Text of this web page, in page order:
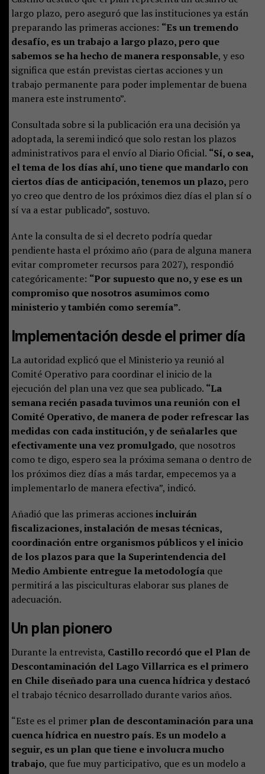
largo plazo, pero aseguró que las instituciones ya están
preparando las primeras acciones: “Es un tremendo
desafío, es un trabajo a largo plazo, pero que
sabemos se ha hecho de manera responsable, y eso
significa que están previstas ciertas acciones y un
trabajo permanente para poder implementar de buena
manera este instrumento”.
Consultada sobre si la publicación era una decisión ya
adoptada, la seremi indicó que solo restan los plazos
administrativos para el envío al Diario Oficial. “Sí, o sea,
el tema de los días ahí, uno tiene que mandarlo con
ciertos días de anticipación, tenemos un plazo, pero
yo creo que dentro de los próximos diez días el plan sí o
sí va a estar publicado”, sostuvo.
Ante la consulta de si el decreto podría quedar
pendiente hasta el próximo año (para de alguna manera
evitar comprometer recursos para 2027), respondió
categóricamente: “Por supuesto que no, y ese es un
compromiso que nosotros asumimos como
ministerio y también como seremía”.
Implementación desde el primer día
La autoridad explicó que el Ministerio ya reunió al
Comité Operativo para coordinar el inicio de la
ejecución del plan una vez que sea publicado. “La
semana recién pasada tuvimos una reunión con el
Comité Operativo, de manera de poder refrescar las
medidas con cada institución, y de señalarles que
efectivamente una vez promulgado, que nosotros
como te digo, espero sea la próxima semana o dentro de
los próximos diez días a más tardar, empecemos ya a
implementarlo de manera efectiva”, indicó.
Añadió que las primeras accionesincluirán
fiscalizaciones, instalación de mesas técnicas,
coordinación entre organismos públicos y el inicio
de los plazos para que la Superintendencia del
Medio Ambiente entregue la metodología que
permitirá a las pisciculturas elaborar sus planes de
adecuación.
Un plan pionero
Durante la entrevista, Castillo recordó que el Plan de
Descontaminación del Lago Villarrica es el primero
en Chile diseñado para una cuenca hídrica y destacó
el trabajo técnico desarrollado durante varios años.
“Este es el primerplan de descontaminación para una
cuenca hídrica en nuestro país. Es un modelo a
seguir, es un plan que tiene e involucra mucho
trabajo, que fue muy participativo, que es un modelo a